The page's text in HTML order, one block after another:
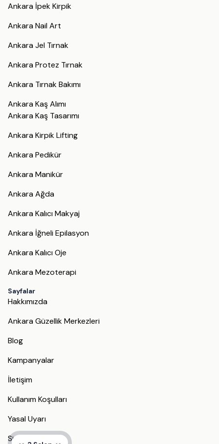
Ankara İpek Kirpik
Ankara Nail Art
Ankara Jel Tırnak
Ankara Protez Tırnak
Ankara Tırnak Bakımı
Ankara Kaş Alımı
Ankara Kaş Tasarımı
Ankara Kirpik Lifting
Ankara Pedikür
Ankara Manikür
Ankara Ağda
Ankara Kalıcı Makyaj
Ankara İğneli Epilasyon
Ankara Kalıcı Oje
Ankara Mezoterapi
Sayfalar
Hakkımızda
Ankara Güzellik Merkezleri
Blog
Kampanyalar
İletişim
Kullanım Koşulları
Yasal Uyarı
Site Haritası